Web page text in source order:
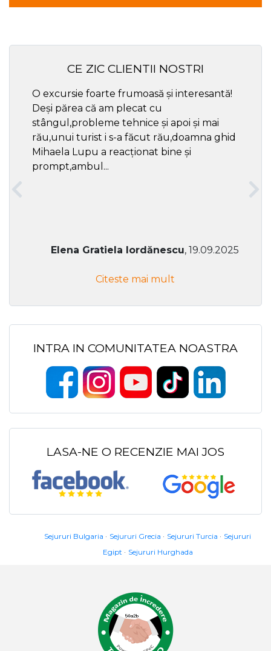
CE ZIC CLIENTII NOSTRI
O excursie foarte frumoasă și interesantă!
Deși părea că am plecat cu
stângul,probleme tehnice și apoi și mai
rău,unui turist i s-a făcut rău,doamna ghid
Mihaela Lupu a reacționat bine și
prompt,ambul...
Elena Gratiela Iordănescu, 19.09.2025
Citeste mai mult
INTRA IN COMUNITATEA NOASTRA
LASA-NE O RECENZIE MAI JOS
Sejururi Bulgaria Sejururi Grecia Sejururi Turcia
Sejururi
Egipt
Sejururi Hurghada